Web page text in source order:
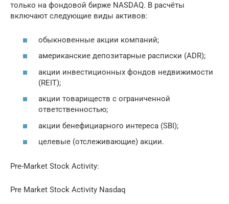
только на фондовой бирже NASDAQ. В расчёты
включают следующие виды активов:
обыкновенные акции компаний;
американские депозитарные расписки (ADR);
акции инвестиционных фондов недвижимости
(REIT);
акции товариществ с ограниченной
ответственностью;
акции бенефициарного интереса (SBI);
целевые (отслеживающие) акции.
Pre-Market Stock Activity:
Pre Market Stock Activity Nasdaq